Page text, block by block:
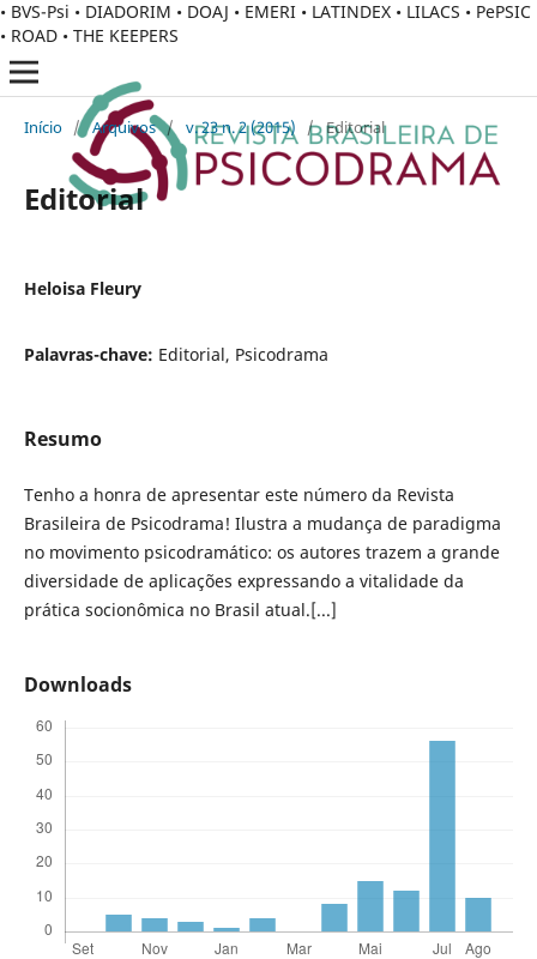
• BVS-Psi • DIADORIM • DOAJ • EMERI • LATINDEX • LILACS • PePSIC
• ROAD • THE KEEPERS
Início / Arquivos / v. 23 n. 2 (2015) / Editorial
Editorial
Heloisa Fleury
Palavras-chave: Editorial, Psicodrama
Resumo
Tenho a honra de apresentar este número da Revista
Brasileira de Psicodrama! Ilustra a mudança de paradigma
no movimento psicodramático: os autores trazem a grande
diversidade de aplicações expressando a vitalidade da
prática socionômica no Brasil atual.[...]
Downloads